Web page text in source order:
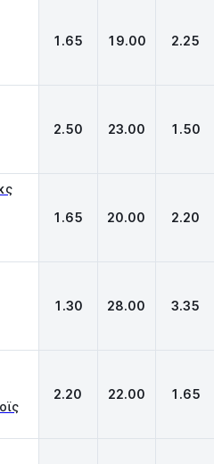
1.65 19.00 2.25
2.50 23.00 1.50
1.65 20.00 2.20
1.30 28.00 3.35
2.20 22.00 1.65